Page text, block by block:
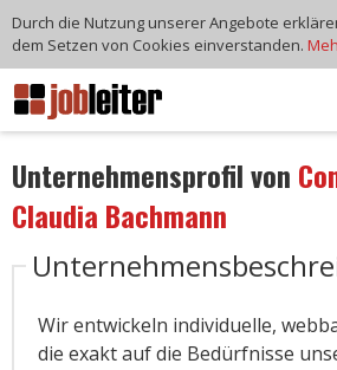
Unternehmensprofil von
Claudia Bachmann
Wir entwickeln individuelle,
die exakt auf die Bedürfnisse
Durch die Nutzung unserer Angebote
dem Setzen von Cookies einverstanden.